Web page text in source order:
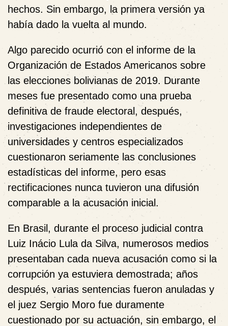
hechos. Sin embargo, la primera versión ya
había dado la vuelta al mundo.
Algo parecido ocurrió con el informe de la
Organización de Estados Americanos sobre
las elecciones bolivianas de 2019. Durante
meses fue presentado como una prueba
definitiva de fraude electoral, después,
investigaciones independientes de
universidades y centros especializados
cuestionaron seriamente las conclusiones
estadísticas del informe, pero esas
rectificaciones nunca tuvieron una difusión
comparable a la acusación inicial.
En Brasil, durante el proceso judicial contra
Luiz Inácio Lula da Silva, numerosos medios
presentaban cada nueva acusación como si la
corrupción ya estuviera demostrada; años
después, varias sentencias fueron anuladas y
el juez Sergio Moro fue duramente
cuestionado por su actuación, sin embargo, el